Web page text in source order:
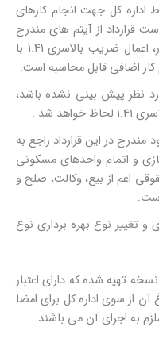
اداره کل جهت انجام کارهای
قرارداد از آیتم های مندرج
در فهرست بهای ابنیه سال اجرای کار، اعمال ضریب بالاسری 1.41 با
کار اضافی قابل محاسبه است.
نظر پیش بینی نشده باشد،
شد .
در این قرارداد راجع به
و اتمام واحدهای مسکونی
اعم از بیع، وکالت، صلح و
تغییر نوع بهره برداری نوع
10 تبصره در پنج نسخه تهیه شده که دارای اعتبار
از سوی اداره کل برای امضا
به اجرای آن می باشند.